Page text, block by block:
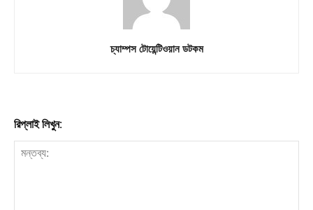
চ্যাম্পস টোয়েন্টিওয়ান ডটকম
রিপ্লাই লিখুন: